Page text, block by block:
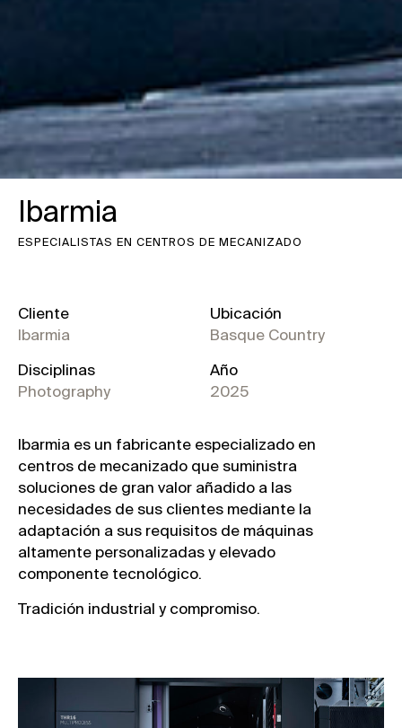
Ibarmia
ESPECIALISTAS EN CENTROS DE MECANIZADO
Cliente
Ibarmia
Disciplinas
Photography
Ubicación
Basque Country
Año
2025
Ibarmia es un fabricante especializado en
centros de mecanizado que suministra
soluciones de gran valor añadido a las
necesidades de sus clientes mediante la
adaptación a sus requisitos de máquinas
altamente personalizadas y elevado
componente tecnológico.
Tradición industrial y compromiso.